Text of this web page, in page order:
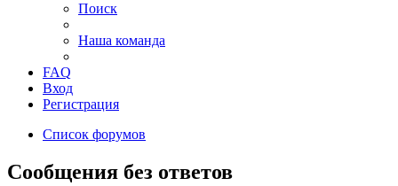
Поиск
Наша команда
FAQ
Вход
Регистрация
Список форумов
Сообщения без ответов